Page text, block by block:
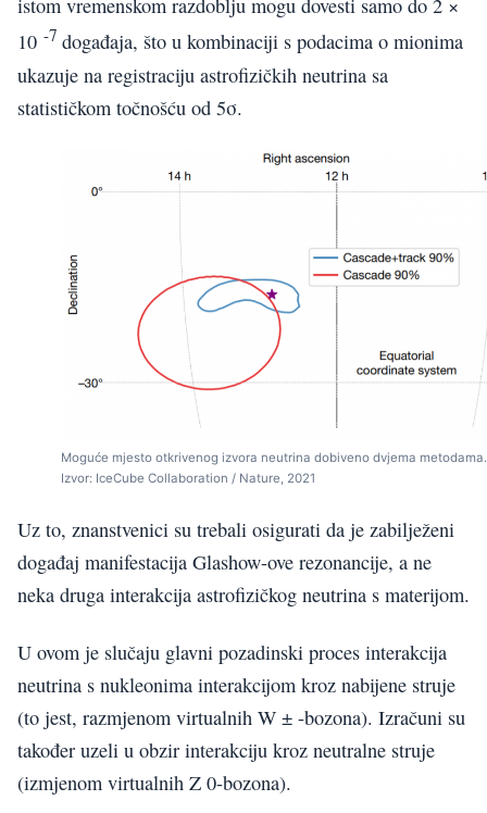
istom vremenskom razdoblju mogu dovesti samo do 2 ×
10 -7 događaja, što u kombinaciji s podacima o mionima
ukazuje na registraciju astrofizičkih neutrina sa
statističkom točnošću od 5σ.
Moguće mjesto otkrivenog izvora neutrina dobiveno dvjema metodama.
Izvor: IceCube Collaboration / Nature, 2021
Uz to, znanstvenici su trebali osigurati da je zabilježeni
događaj manifestacija Glashow-ove rezonancije, a ne
neka druga interakcija astrofizičkog neutrina s materijom.
U ovom je slučaju glavni pozadinski proces interakcija
neutrina s nukleonima interakcijom kroz nabijene struje
(to jest, razmjenom virtualnih W ± -bozona). Izračuni su
također uzeli u obzir interakciju kroz neutralne struje
(izmjenom virtualnih Z 0-bozona).